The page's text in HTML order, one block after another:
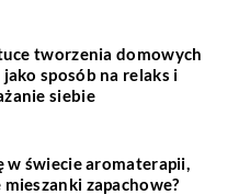
tworzenia domowych
sposób na relaks i
siebie
w świecie aromaterapii,
zapachowe?